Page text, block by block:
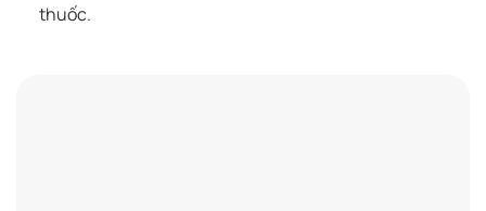
thuốc.